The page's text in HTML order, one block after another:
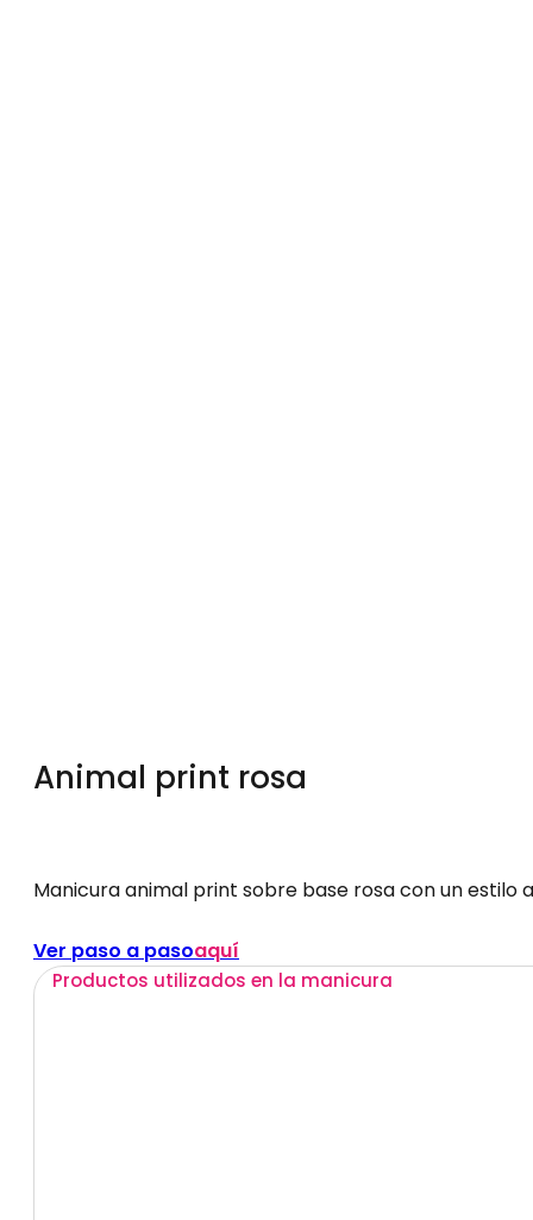
Animal print rosa
Manicura animal print sobre base rosa con un
Ver paso a pasoaquí
Productos utilizados en la manicura